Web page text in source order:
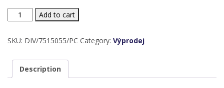
Nás.
3
32mm
vento
Add to cart
SKU: DIV/7515055/PC Category: Výprodej
Description